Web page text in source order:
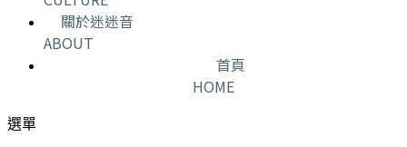
關於迷迷音
ABOUT
首頁
HOME
選單